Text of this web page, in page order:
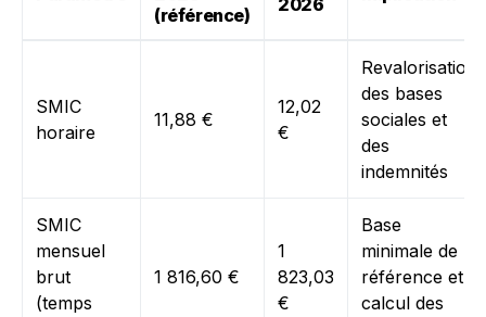
(référence)
2026
SMIC
horaire
11,88 €
12,02
€
Revalorisation
des bases
sociales et
des
indemnités
SMIC
mensuel
brut
(temps
1 816,60 €
1
823,03
€
Base
minimale de
référence et
calcul des